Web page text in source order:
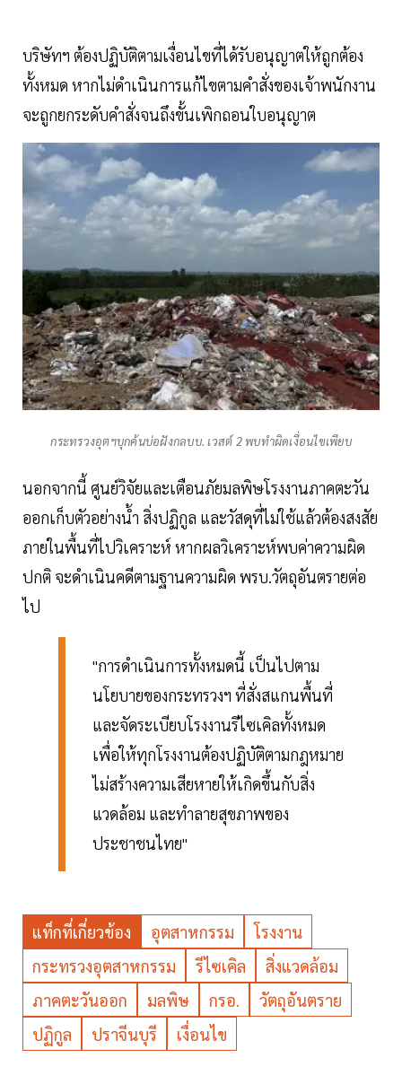
บริษัทฯ ต้องปฏิบัติตามเงื่อนไขที่ได้รับอนุญาตให้ถูกต้อง
ทั้งหมด หากไม่ดำเนินการแก้ไขตามคำสั่งของเจ้าพนักงาน
จะถูกยกระดับคำสั่งจนถึงขั้นเพิกถอนใบอนุญาต
กระทรวงอุตฯบุกค้นบ่อฝังกลบบ. เวสต์ 2 พบทำผิดเงื่อนไขเพียบ
นอกจากนี้ ศูนย์วิจัยและเตือนภัยมลพิษโรงงานภาคตะวัน
ออกเก็บตัวอย่างน้ำ สิ่งปฏิกูล และวัสดุที่ไม่ใช้แล้วต้องสงสัย
ภายในพื้นที่ไปวิเคราะห์ หากผลวิเคราะห์พบค่าความผิด
ปกติ จะดำเนินคดีตามฐานความผิด พรบ.วัตถุอันตรายต่อ
ไป
"การดำเนินการทั้งหมดนี้ เป็นไปตาม
นโยบายของกระทรวงฯ ที่สั่งสแกนพื้นที่
และจัดระเบียบโรงงานรีไซเคิลทั้งหมด
เพื่อให้ทุกโรงงานต้องปฏิบัติตามกฎหมาย
ไม่สร้างความเสียหายให้เกิดขึ้นกับสิ่ง
แวดล้อม และทำลายสุขภาพของ
ประชาชนไทย"
แท็กที่เกี่ยวข้อง อุตสาหกรรม
โรงงาน
กระทรวงอุตสาหกรรม
รีไซเคิล
สิ่งแวดล้อม
ภาคตะวันออก
มลพิษ กรอ.
วัตถุอันตราย
ปฏิกูล
ปราจีนบุรี เงื่อนไข